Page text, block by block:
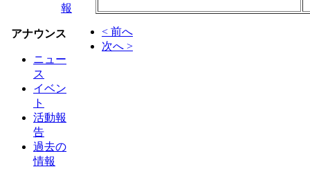
報
アナウンス
ニュー
ス
イベン
ト
活動報
告
過去の
情報
< 前へ
次へ >